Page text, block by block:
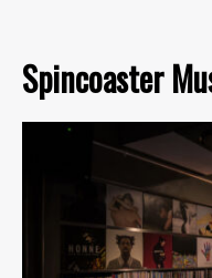
Spincoaster